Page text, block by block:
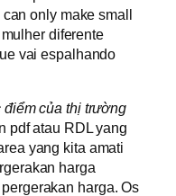
only make small
diferente
vai espalhando
điểm của thị trường
pdf atau RDL yang
yang kita amati
harga
harga. Os